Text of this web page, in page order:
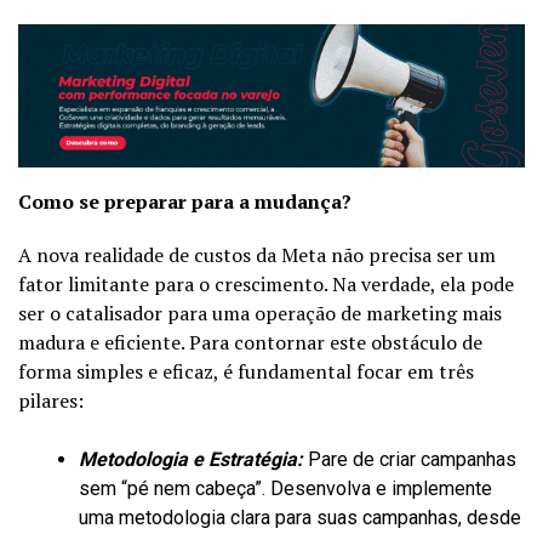
Como se preparar para a mudança?
A nova realidade de custos da Meta não precisa ser um
fator limitante para o crescimento. Na verdade, ela pode
ser o catalisador para uma operação de marketing mais
madura e eficiente. Para contornar este obstáculo de
forma simples e eficaz, é fundamental focar em três
pilares:
Metodologia e Estratégia: Pare de criar campanhas
sem “pé nem cabeça”. Desenvolva e implemente
uma metodologia clara para suas campanhas, desde